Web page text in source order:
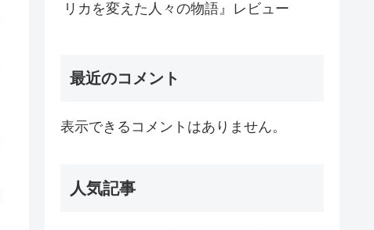
リカを変えた人々の物語』レビュー
最近のコメント
表示できるコメントはありません。
人気記事